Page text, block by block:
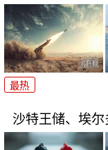
最热
沙特王储、埃